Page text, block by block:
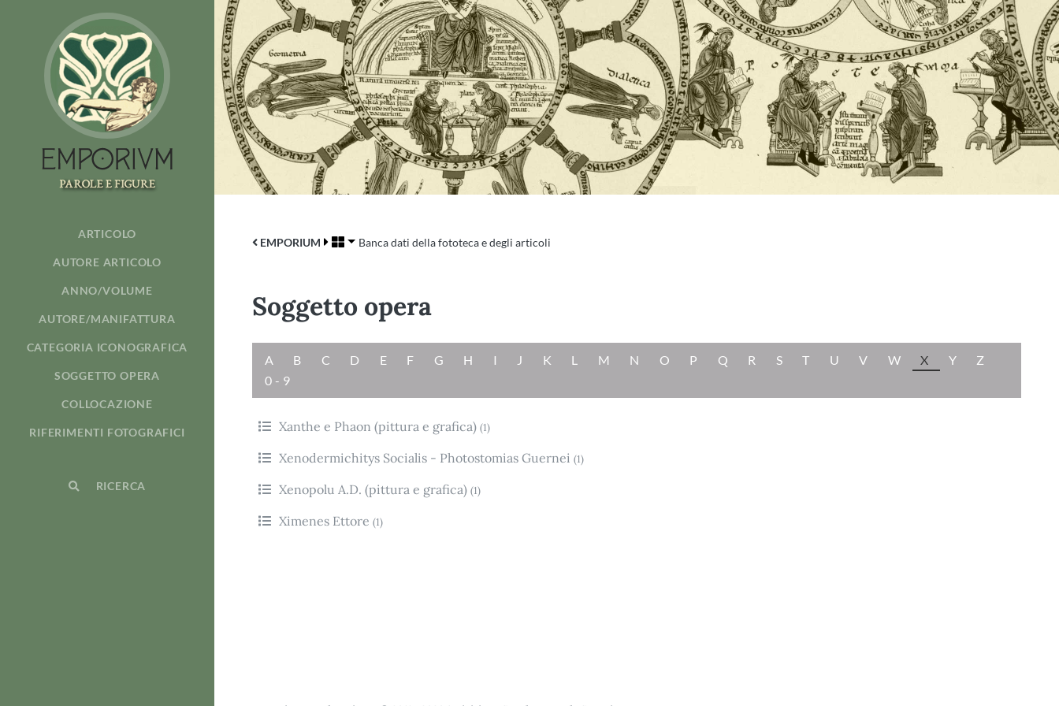
ARTICOLO
AUTORE ARTICOLO
ANNO/VOLUME
AUTORE/MANIFATTURA
CATEGORIA ICONOGRAFICA
SOGGETTO OPERA
COLLOCAZIONE
RIFERIMENTI FOTOGRAFICI
RICERCA
EMPORIUM Banca dati della fototeca e degli articoli
Soggetto opera
A B C D E F G H I J K L M N O P Q R S T U V W X Y
Z
0-9
Xanthe e Phaon (pittura e grafica) (1)
Xenodermichitys Socialis - Photostomias Guernei (1)
Xenopolu A.D. (pittura e grafica) (1)
Ximenes Ettore (1)